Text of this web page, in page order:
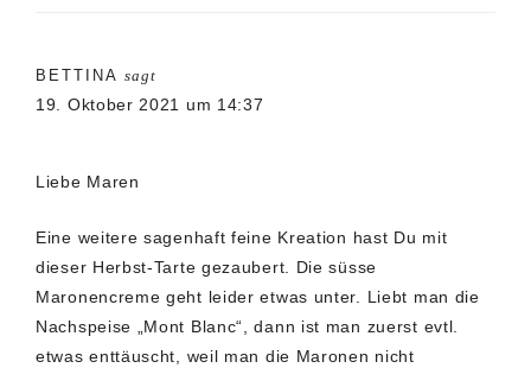
BETTINA sagt
19. Oktober 2021 um 14:37
Liebe Maren
Eine weitere sagenhaft feine Kreation hast Du mit
dieser Herbst-Tarte gezaubert. Die süsse
Maronencreme geht leider etwas unter. Liebt man die
Nachspeise „Mont Blanc“, dann ist man zuerst evtl.
etwas enttäuscht, weil man die Maronen nicht